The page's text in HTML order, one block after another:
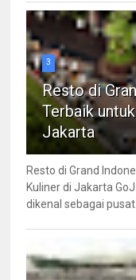
3
Resto di
Terbaik
Jakarta
Resto di Grand
Kuliner di Jakarta
dikenal sebagai pusat